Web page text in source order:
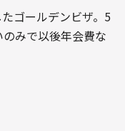
ゴールデンビザ。5
みで以後年会費な